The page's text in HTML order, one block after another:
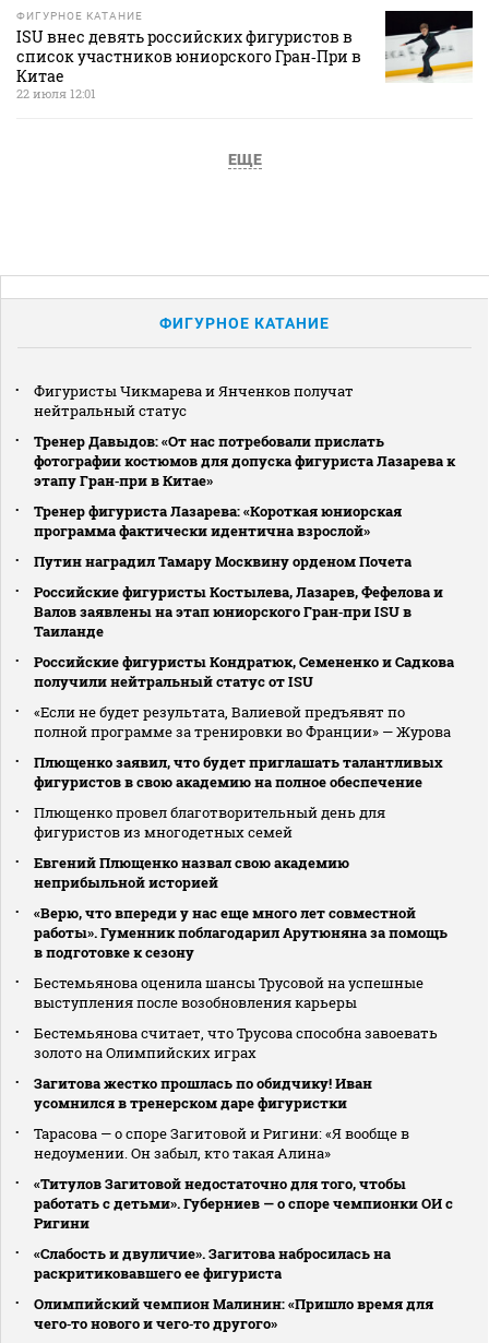
ФИГУРНОЕ КАТАНИЕ
ISU внес девять российских фигуристов в
список участников юниорского Гран‑При в
Китае
22 июля 12:01
ЕЩЕ
ФИГУРНОЕ КАТАНИЕ
Фигуристы Чикмарева и Янченков получат
нейтральный статус
Тренер Давыдов: «От нас потребовали прислать
фотографии костюмов для допуска фигуриста Лазарева к
этапу Гран‑при в Китае»
Тренер фигуриста Лазарева: «Короткая юниорская
программа фактически идентична взрослой»
Путин наградил Тамару Москвину орденом Почета
Российские фигуристы Костылева, Лазарев, Фефелова и
Валов заявлены на этап юниорского Гран‑при ISU в
Таиланде
Российские фигуристы Кондратюк, Семененко и Садкова
получили нейтральный статус от ISU
«Если не будет результата, Валиевой предъявят по
полной программе за тренировки во Франции» — Журова
Плющенко заявил, что будет приглашать талантливых
фигуристов в свою академию на полное обеспечение
Плющенко провел благотворительный день для
фигуристов из многодетных семей
Евгений Плющенко назвал свою академию
неприбыльной историей
«Верю, что впереди у нас еще много лет совместной
работы». Гуменник поблагодарил Арутюняна за помощь
в подготовке к сезону
Бестемьянова оценила шансы Трусовой на успешные
выступления после возобновления карьеры
Бестемьянова считает, что Трусова способна завоевать
золото на Олимпийских играх
Загитова жестко прошлась по обидчику! Иван
усомнился в тренерском даре фигуристки
Тарасова — о споре Загитовой и Ригини: «Я вообще в
недоумении. Он забыл, кто такая Алина»
«Титулов Загитовой недостаточно для того, чтобы
работать с детьми». Губерниев — о споре чемпионки ОИ с
Ригини
«Слабость и двуличие». Загитова набросилась на
раскритиковавшего ее фигуриста
Олимпийский чемпион Малинин: «Пришло время для
чего‑то нового и чего‑то другого»